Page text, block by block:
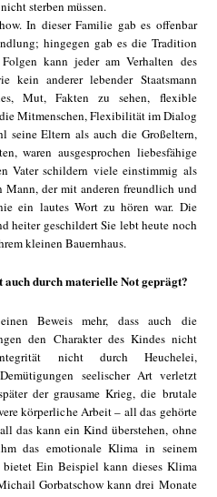
sterben müssen.
In dieser Familie gab es offenbar
hingegen gab es die Tradition
kann jeder am Verhalten des
kein anderer lebender Staatsmann
Mut, Fakten zu sehen, flexible
Mitmenschen, Flexibilität im Dialog
seine Eltern als auch die Großeltern,
waren ausgesprochen liebesfähige
Vater schildern viele einstimmig als
Mann, der mit anderen freundlich und
ein lautes Wort zu hören war. Die
heiter geschildert Sie lebt heute noch
kleinen Bauernhaus.
durch materielle Not geprägt?
Beweis mehr, dass auch die
den Charakter des Kindes nicht
nicht durch Heuchelei,
seelischer Art verletzt
der grausame Krieg, die brutale
körperliche Arbeit – all das gehörte
das kann ein Kind überstehen, ohne
das emotionale Klima in seinem
Ein Beispiel kann dieses Klima
Gorbatschow kann drei Monate